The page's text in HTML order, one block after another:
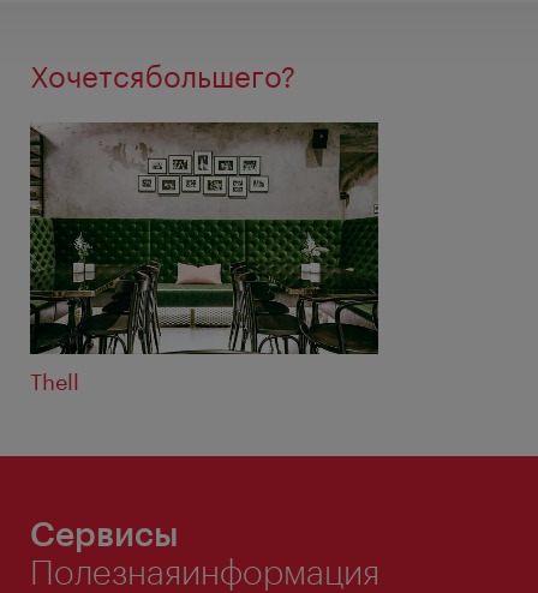
Хочетсябольшего?
Thell
Сервисы
Полезнаяинформация